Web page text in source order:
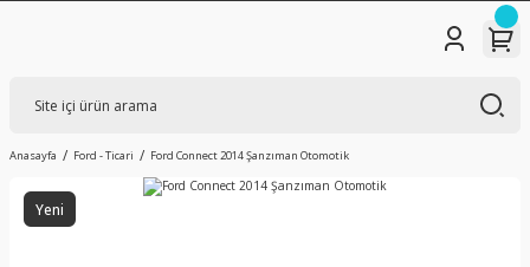
Anasayfa Ford - Ticari Ford Connect 2014 Şanzıman Otomotik
Yeni